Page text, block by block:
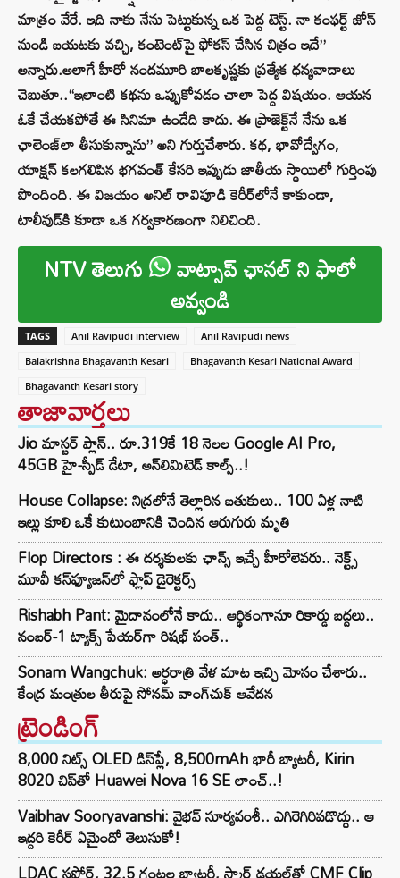
మాత్రం వేరే. ఇది నాకు నేను పెట్టుకున్న ఒక పెద్ద టెస్ట్‌. నా కంఫర్ట్ జోన్‌
నుండి బయటకు వచ్చి, కంటెంట్‌పై ఫోకస్ చేసిన చిత్రం ఇదే”
అన్నారు.అలాగే హీరో నందమూరి బాలకృష్ణకు ప్రత్యేక ధన్యవాదాలు
చెబుతూ..“ఇలాంటి కథను ఒప్పుకోవడం చాలా పెద్ద విషయం. ఆయన
ఓకే చేయకపోతే ఈ సినిమా ఉండేది కాదు. ఈ ప్రాజెక్ట్‌నే నేను ఒక
ఛాలెంజ్‌లా తీసుకున్నాను” అని గుర్తుచేశారు. కథ, భావోద్వేగం,
యాక్షన్‌ కలగలిపిన భగవంత్ కేసరి ఇప్పుడు జాతీయ స్థాయిలో గుర్తింపు
పొందింది. ఈ విజయం అనిల్ రావిపూడి కెరీర్‌లోనే కాకుండా,
టాలీవుడ్‌కి కూడా ఒక గర్వకారణంగా నిలిచింది.
NTV తెలుగు వాట్సాప్ ఛానల్ ని ఫాలో
అవ్వండి
TAGS Anil Ravipudi interview
Anil Ravipudi news
Balakrishna Bhagavanth Kesari
Bhagavanth Kesari National Award
Bhagavanth Kesari story
తాజావార్తలు
Jio మాస్టర్ ప్లాన్.. రూ.319కే 18 నెలల Google AI Pro,
45GB హై-స్పీడ్ డేటా, అన్⁭లిమిటెడ్ కాల్స్..!
House Collapse: నిద్రలోనే తెల్లారిన బతుకులు.. 100 ఏళ్ల నాటి
ఇల్లు కూలి ఒకే కుటుంబానికి చెందిన ఆరుగురు మృతి
Flop Directors : ఈ దర్శకులకు ఛాన్స్ ఇచ్చే హీరోలెవరు.. నెక్ట్స్‌
మూవీ కన్‌ఫ్యూజన్‌లో ఫ్లాప్‌ డైరెక్టర్స్‌
Rishabh Pant: మైదానంలోనే కాదు.. ఆర్థికంగానూ రికార్డు బద్దలు..
నంబర్-1 ట్యాక్స్ పేయర్‌గా రిషభ్ పంత్..
Sonam Wangchuk: అర్ధరాత్రి వేళ మాట ఇచ్చి మోసం చేశారు..
కేంద్ర మంత్రుల తీరుపై సోనమ్ వాంగ్‌చుక్ ఆవేదన
ట్రెండింగ్‌
8,000 నిట్స్ OLED డిస్‌ప్లే, 8,500mAh భారీ బ్యాటరీ, Kirin
8020 చిప్‌తో Huawei Nova 16 SE లాంచ్..!
Vaibhav Sooryavanshi: వైభవ్ సూర్యవంశీ.. ఎగిరెగిరిపడొద్దు.. ఆ
ఇద్దరి కెరీర్ ఏమైందో తెలుసుకో!